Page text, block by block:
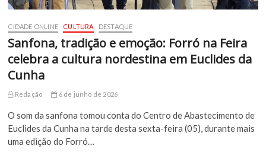
CIDADE ONLINE CULTURA DESTAQUE
Sanfona, tradição e emoção: Forró na Feira
celebra a cultura nordestina em Euclides da
Cunha
Redação 6 de junho de 2026
O som da sanfona tomou conta do Centro de Abastecimento de
Euclides da Cunha na tarde desta sexta-feira (05), durante mais
uma edição do Forró…